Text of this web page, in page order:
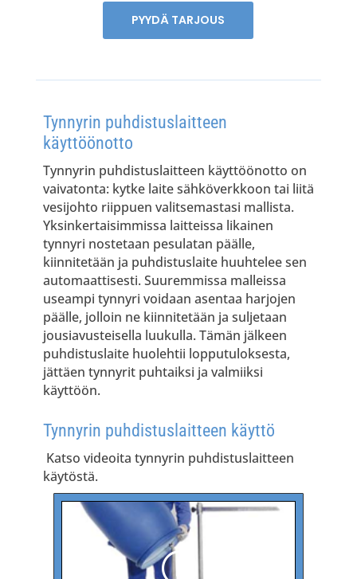
PYYDÄ TARJOUS
Tynnyrin puhdistuslaitteen
käyttöönotto
Tynnyrin puhdistuslaitteen käyttöönotto on
vaivatonta: kytke laite sähköverkkoon tai liitä
vesijohto riippuen valitsemastasi mallista.
Yksinkertaisimmissa laitteissa likainen
tynnyri nostetaan pesulatan päälle,
kiinnitetään ja puhdistuslaite huuhtelee sen
automaattisesti. Suuremmissa malleissa
useampi tynnyri voidaan asentaa harjojen
päälle, jolloin ne kiinnitetään ja suljetaan
jousiavusteisella luukulla. Tämän jälkeen
puhdistuslaite huolehtii lopputuloksesta,
jättäen tynnyrit puhtaiksi ja valmiiksi
käyttöön.
Tynnyrin puhdistuslaitteen käyttö
Katso videoita tynnyrin puhdistuslaitteen
käytöstä.